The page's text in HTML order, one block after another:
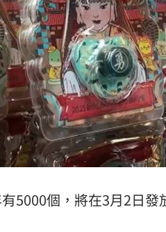
5000個，將在3月2日發